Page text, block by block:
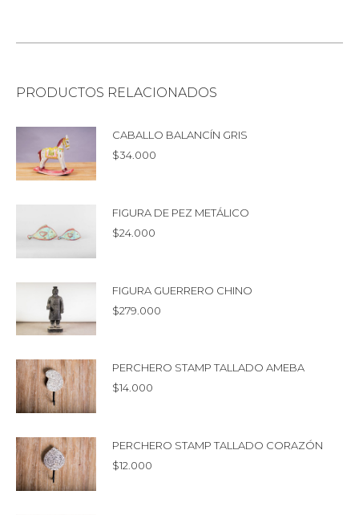
PRODUCTOS RELACIONADOS
CABALLO BALANCÍN GRIS
$34.000
FIGURA DE PEZ METÁLICO
$24.000
FIGURA GUERRERO CHINO
$279.000
PERCHERO STAMP TALLADO AMEBA
$14.000
PERCHERO STAMP TALLADO CORAZÓN
$12.000